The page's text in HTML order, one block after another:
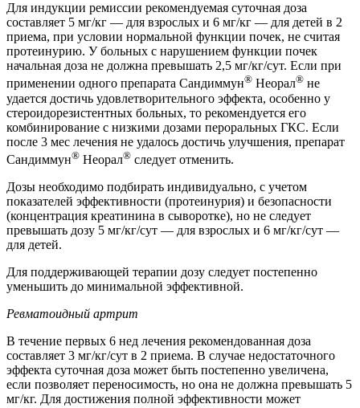
Для индукции ремиссии рекомендуемая суточная доза
составляет 5 мг/кг — для взрослых и 6 мг/кг — для детей в 2
приема, при условии нормальной функции почек, не считая
протеинурию. У больных с нарушением функции почек
начальная доза не должна превышать 2,5 мг/кг/сут. Если при
применении одного препарата Сандиммун® Неорал® не
удается достичь удовлетворительного эффекта, особенно у
стероидорезистентных больных, то рекомендуется его
комбинирование с низкими дозами пероральных ГКС. Если
после 3 мес лечения не удалось достичь улучшения, препарат
Сандиммун® Неорал® следует отменить.
Дозы необходимо подбирать индивидуально, с учетом
показателей эффективности (протеинурия) и безопасности
(концентрация креатинина в сыворотке), но не следует
превышать дозу 5 мг/кг/сут — для взрослых и 6 мг/кг/сут —
для детей.
Для поддерживающей терапии дозу следует постепенно
уменьшить до минимальной эффективной.
Ревматоидный артрит
В течение первых 6 нед лечения рекомендованная доза
составляет 3 мг/кг/сут в 2 приема. В случае недостаточного
эффекта суточная доза может быть постепенно увеличена,
если позволяет переносимость, но она не должна превышать 5
мг/кг. Для достижения полной эффективности может